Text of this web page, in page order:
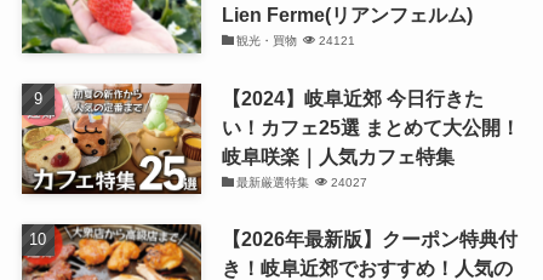
Lien Ferme(リアンフェルム)
観光・買物 24121
【2024】岐阜近郊 今日行きた
い！カフェ25選 まとめて大公開！
岐阜咲楽｜人気カフェ特集
最新厳選特集 24027
【2026年最新版】クーポン特典付
き！岐阜近郊でおすすめ！人気の